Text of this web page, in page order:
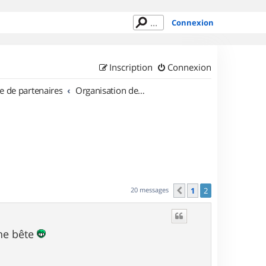
Connexion
Connexion
Inscription
de partenaires Organisation de sorties en région Rhône Alpes
20 messages Précédent
1 2
bête